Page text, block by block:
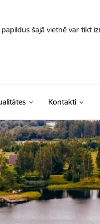
šajā vietnē var tikt
Kontakti